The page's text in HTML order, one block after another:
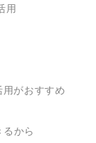
用
がおすすめ
から